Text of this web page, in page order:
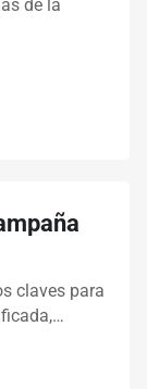
de la
claves para